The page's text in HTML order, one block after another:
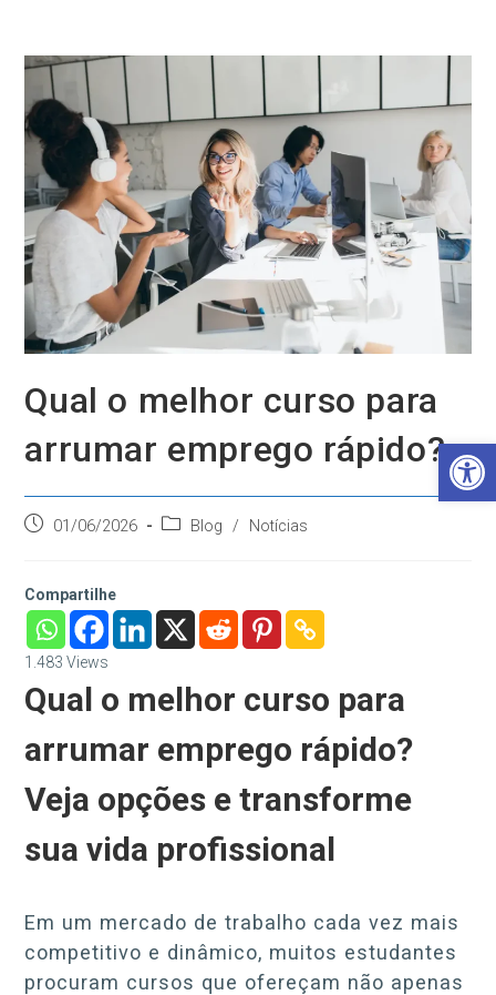
Barra de Ferramentas Aberta
conteúdo
Qual o melhor curso para
arrumar emprego rápido?
Post01/06/2026
Categoria
Blog / Notícias
Compartilhe
1.483 Views
Qual o melhor curso para
arrumar emprego rápido?
Veja opções e transforme
sua vida profissional
Em um mercado de trabalho cada vez mais
competitivo e dinâmico, muitos estudantes
procuram cursos que ofereçam não apenas